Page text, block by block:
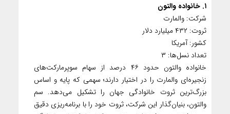
۱. خانواده والتون
شرکت: والمارت
ثروت: ۴۳۲ میلیارد دلار
کشور: آمریکا
تعداد نسل‌‌ها: ۳
خانواده والتون‌ حدود ۴۶ درصد از سهام سوپرمارکت‌های
زنجیره‌ای والمارت را در اختیار دارند؛ سهمی که پایه و اساس
بزرگ‌ترین ثروت خانوادگی جهان را تشکیل می‌دهد. سم
والتون، بنیان‌گذار این شرکت، ثروت خود را با برنامه‌ریزی دقیق